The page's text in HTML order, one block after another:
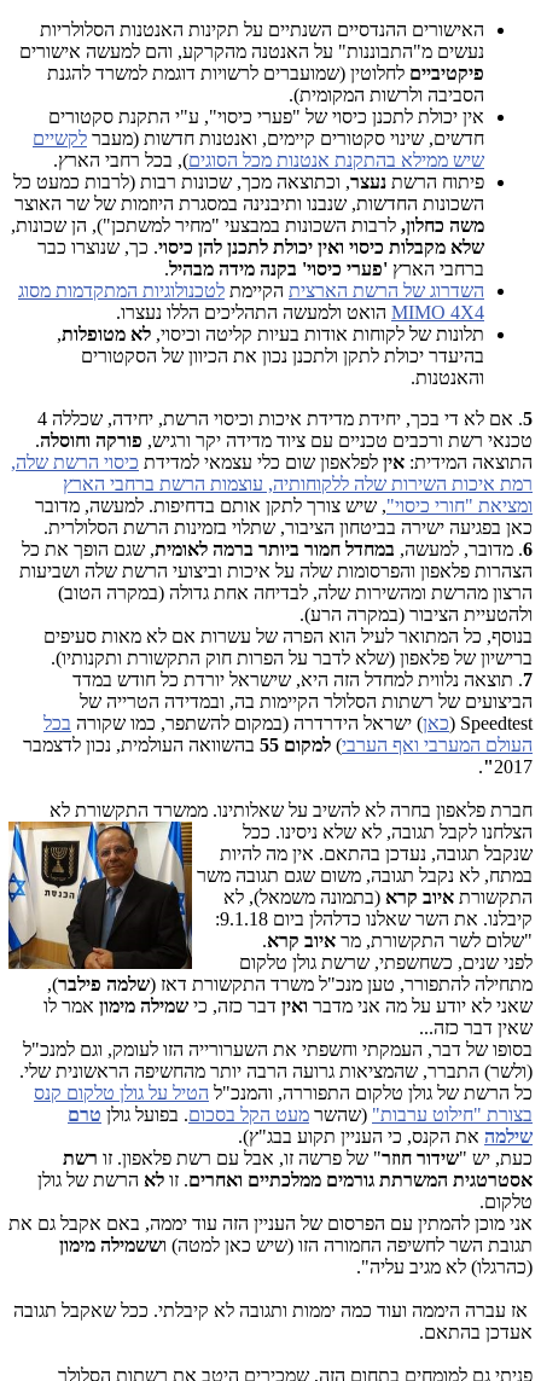
האישורים ההנדסיים השנתיים על תקינות האנטנות הסלולריות
נעשים מ"התבוננות" על האנטנה מהקרקע, והם למעשה אישורים
פיקטיביים לחלוטין (שמועברים לרשויות דוגמת למשרד להגנת
הסביבה ולרשות המקומית).
אין יכולת לתכנן כיסוי של "פערי כיסוי", ע"י התקנת סקטורים
חדשים, שינוי סקטורים קיימים, ואנטנות חדשות (מעבר לקשיים
שיש ממילא בהתקנת אנטנות מכל הסוגים), בכל רחבי הארץ.
פיתוח הרשת נעצר, וכתוצאה מכך, שכונות רבות (לרבות כמעט כל
השכונות החדשות, שנבנו ותיבנינה במסגרת היוזמות של שר האוצר
משה כחלון, לרבות השכונות במבצעי "מחיר למשתכן"), הן שכונות,
שלא מקבלות כיסוי ואין יכולת לתכנן להן כיסוי. כך, שנוצרו כבר
ברחבי הארץ 'פערי כיסוי' בקנה מידה מבהיל.
השדרוג של הרשת הארצית הקיימת לטכנולוגיות המתקדמות מסוג
MIMO 4X4 הואט ולמעשה התהליכים הללו נעצרו.
תלונות של לקוחות אודות בעיות קליטה וכיסוי, לא מטופלות,
בהיעדר יכולת לתקן ולתכנן נכון את הכיוון של הסקטורים
והאנטנות.
5
. אם לא די בכך, יחידת מדידת איכות וכיסוי הרשת, יחידה, שכללה 4
טכנאי רשת ורכבים טכניים עם ציוד מדידה יקר ורגיש, פורקה וחוסלה.
התוצאה המידית: אין לפלאפון שום כלי עצמאי למדידת כיסוי הרשת שלה,
רמת איכות השירות שלה ללקוחותיה, עוצמות הרשת ברחבי הארץ
ומציאת "חורי כיסוי", שיש צורך לתקן אותם בדחיפות. למעשה, מדובר
כאן בפגיעה ישירה בביטחון הציבור, שתלוי בזמינות הרשת הסלולרית.
6. מדובר, למעשה, במחדל חמור ביותר ברמה לאומית, שגם הופך את כל
הצהרות פלאפון והפרסומות שלה על איכות וביצועי הרשת שלה ושביעות
הרצון מהרשת ומהשירות שלה, לבדיחה אחת גדולה (במקרה הטוב)
ולהטעיית הציבור (במקרה הרע).
בנוסף, כל המתואר לעיל הוא הפרה של עשרות אם לא מאות סעיפים
ברישיון של פלאפון (שלא לדבר על הפרות חוק התקשורת ותקנותיו).
7. תוצאה נלווית למחדל הזה היא, שישראל יורדת כל חודש במדד
הביצועים של רשתות הסלולר הקיימות בה, ובמדידה הטרייה של
Speedtest
(כאן) ישראל הידרדרה (במקום להשתפר, כמו שקורה בכל
העולם המערבי ואף הערבי) למקום 55
בהשוואה העולמית, נכון לדצמבר
2017
"
.
חברת פלאפון בחרה לא להשיב על שאלותינו. ממשרד התקשורת לא
הצלחנו לקבל תגובה, לא שלא ניסינו. ככל
שנקבל תגובה, נעדכן בהתאם. אין מה להיות
במתח, לא נקבל תגובה, משום שגם תגובה משר
התקשורת איוב קרא (בתמונה משמאל), לא
קיבלנו. את השר שאלנו כדלהלן ביום 9.1.18:
"שלום לשר התקשורת, מר איוב קרא.
לפני שנים, כשחשפתי, שרשת גולן טלקום
מתחילה להתפורר, טען מנכ"ל משרד התקשורת דאז (שלמה פילבר),
שאני לא יודע על מה אני מדבר ואין דבר כזה, כי שמילה מימון אמר לו
שאין דבר כזה...
בסופו של דבר, העמקתי וחשפתי את השערורייה הזו לעומק, וגם למנכ"ל
(ולשר) התברר, שהמציאות גרועה הרבה יותר מהחשיפה הראשונית שלי.
כל הרשת של גולן טלקום התפוררה, והמנכ"ל הטיל על גולן טלקום קנס
בצורת "חילוט ערבות" (שהשר מעט הקל בסכום. בפועל גולן טרם
שילמה את הקנס, כי העניין תקוע בבג"ץ).
כעת, יש "שידור חוזר" של פרשה זו, אבל עם רשת פלאפון. זו רשת
אסטרטגית המשרתת גורמים ממלכתיים ואחרים. זו לא הרשת של גולן
טלקום.
אני מוכן להמתין עם הפרסום של העניין הזה עוד יממה, באם אקבל גם את
תגובת השר לחשיפה החמורה הזו (שיש כאן למטה) וששמילה מימון
(כהרגלו) לא מגיב עליה".
אז עברה היממה ועוד כמה יממות ותגובה לא קיבלתי. ככל שאקבל תגובה
אעדכן בהתאם.
פניתי גם למומחים בתחום הזה, שמכירים היטב את רשתות הסלולר